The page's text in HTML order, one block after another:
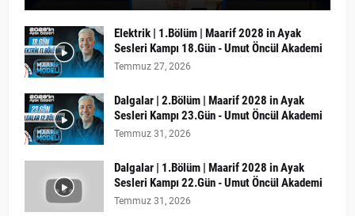
Elektrik | 1.Bölüm | Maarif 2028 in Ayak
Sesleri Kampı 18.Gün - Umut Öncül Akademi
Temmuz 27, 2026
Dalgalar | 2.Bölüm | Maarif 2028 in Ayak
Sesleri Kampı 23.Gün - Umut Öncül Akademi
Temmuz 31, 2026
Dalgalar | 1.Bölüm | Maarif 2028 in Ayak
Sesleri Kampı 22.Gün - Umut Öncül Akademi
Temmuz 31, 2026